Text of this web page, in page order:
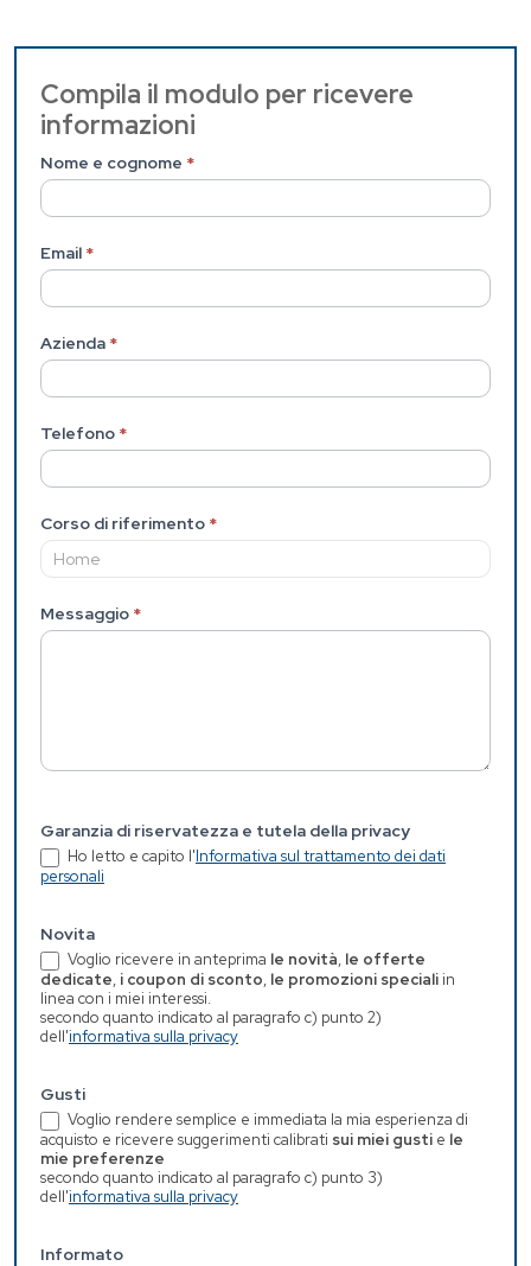
Contattaci
(Pagina
interna)
Compila il modulo per ricevere
informazioni
Nome e cognome *
Email *
Azienda *
Telefono *
Corso di riferimento *
Messaggio *
Garanzia di riservatezza e tutela della privacy
Ho letto e capito l'Informativa sul trattamento dei dati
personali
Novita
Voglio ricevere in anteprima le novità, le offerte
dedicate, i coupon di sconto, le promozioni specialiin
linea con i miei interessi.
secondo quanto indicato al paragrafo c) punto 2)
dell'informativa sulla privacy
Gusti
Voglio rendere semplice e immediata la mia esperienza di
acquisto e ricevere suggerimenti calibrati sui miei gusti e le
mie preferenze
secondo quanto indicato al paragrafo c) punto 3)
dell'informativa sulla privacy
Informato